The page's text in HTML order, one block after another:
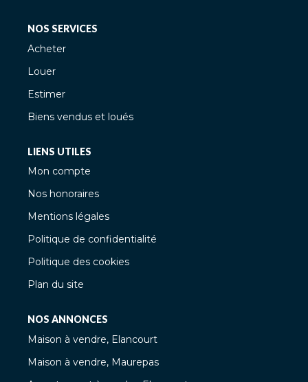
NOS SERVICES
Acheter
Louer
Estimer
Biens vendus et loués
LIENS UTILES
Mon compte
Nos honoraires
Mentions légales
Politique de confidentialité
Politique des cookies
Plan du site
NOS ANNONCES
Maison à vendre, Elancourt
Maison à vendre, Maurepas